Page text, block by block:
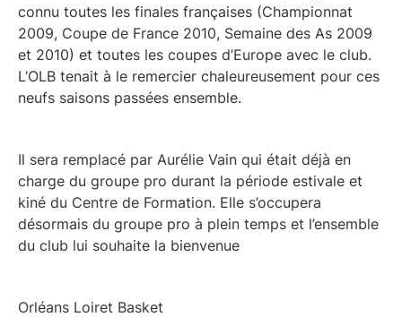
connu toutes les finales françaises (Championnat
2009, Coupe de France 2010, Semaine des As 2009
et 2010) et toutes les coupes d’Europe avec le club.
L’OLB tenait à le remercier chaleureusement pour ces
neufs saisons passées ensemble.
Il sera remplacé par Aurélie Vain qui était déjà en
charge du groupe pro durant la période estivale et
kiné du Centre de Formation. Elle s’occupera
désormais du groupe pro à plein temps et l’ensemble
du club lui souhaite la bienvenue
Orléans Loiret Basket